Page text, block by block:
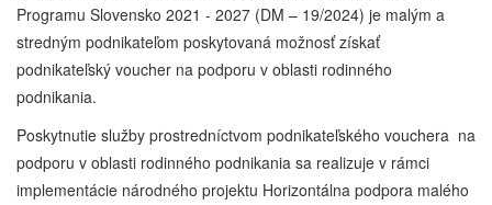
Programu Slovensko 2021 - 2027 (DM – 19/2024) je malým a
stredným podnikateľom poskytovaná možnosť získať
podnikateľský voucher na podporu v oblasti rodinného
podnikania.
Poskytnutie služby prostredníctvom podnikateľského vouchera na
podporu v oblasti rodinného podnikania sa realizuje v rámci
implementácie národného projektu Horizontálna podpora malého